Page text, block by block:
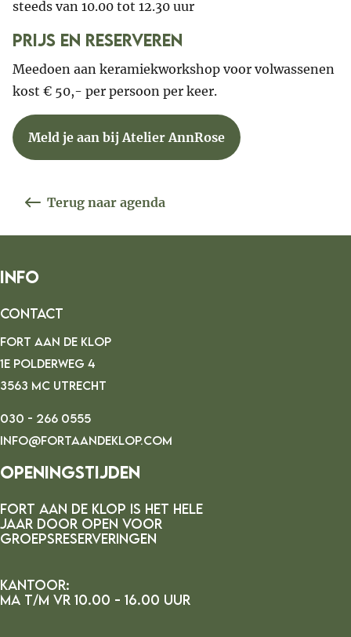
steeds van 10.00 tot 12.30 uur
Prijs en reserveren
Meedoen aan keramiekworkshop voor volwassenen
kost € 50,- per persoon per keer.
Meld je aan bij Atelier AnnRose
Terug naar agenda
Info
Contact
FORT AAN DE KLOP
1E POLDERWEG 4
3563 MC UTRECHT
030 - 266 0555
INFO@FORTAANDEKLOP.COM
Openingstijden
FORT AAN DE kLOP IS HET HELE
JAAR DOOR OPEN VOOR
GROEPSRESERVERINGEN
Kantoor:
MA t/m vr 10.00 - 16.00 uur